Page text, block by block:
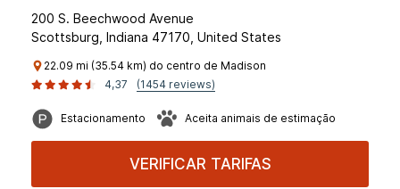
200 S. Beechwood Avenue
Scottsburg, Indiana 47170, United States
22.09 mi (35.54 km) do centro de Madison
4,37
(1454 reviews)
Estacionamento Aceita animais de estimação
VERIFICAR TARIFAS